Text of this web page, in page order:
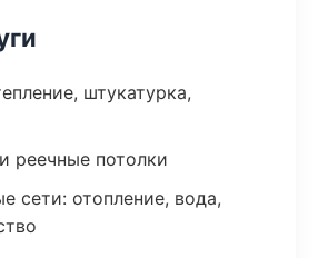
штукатурка,
реечные потолки
сети: отопление, вода,